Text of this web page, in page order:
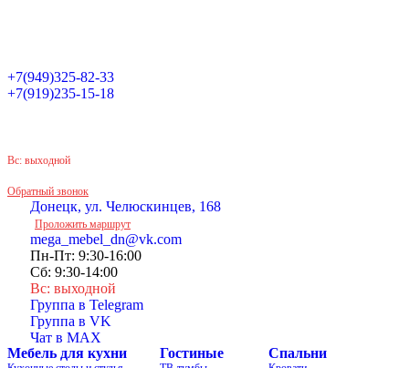
+7(949)325-82-33
+7(919)235-15-18
Вс: выходной
Обратный звонок
Донецк, ул. Челюскинцев, 168
Проложить маршрут
mega_mebel_dn@vk.com
Пн-Пт: 9:30-16:00
Сб: 9:30-14:00
Вс: выходной
Группа в Telegram
Группа в VK
Чат в MAX
Мебель для кухни
Гостиные Спальни